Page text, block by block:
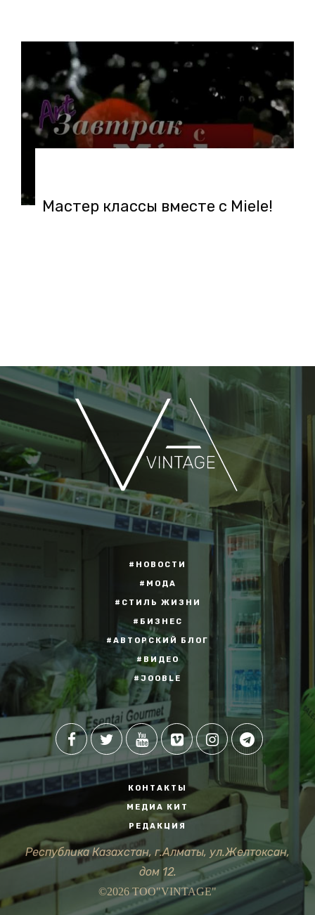
Мастер классы вместе с Miele!
#НОВОСТИ
#МОДА
#СТИЛЬ ЖИЗНИ
#БИЗНЕС
#АВТОРСКИЙ БЛОГ
#ВИДЕО
#JOOBLE
КОНТАКТЫ
МЕДИА КИТ
РЕДАКЦИЯ
Республика Казахстан, г.Алматы, ул.Желтоксан,
дом 12.
©2026 ТОО"VINTAGE"